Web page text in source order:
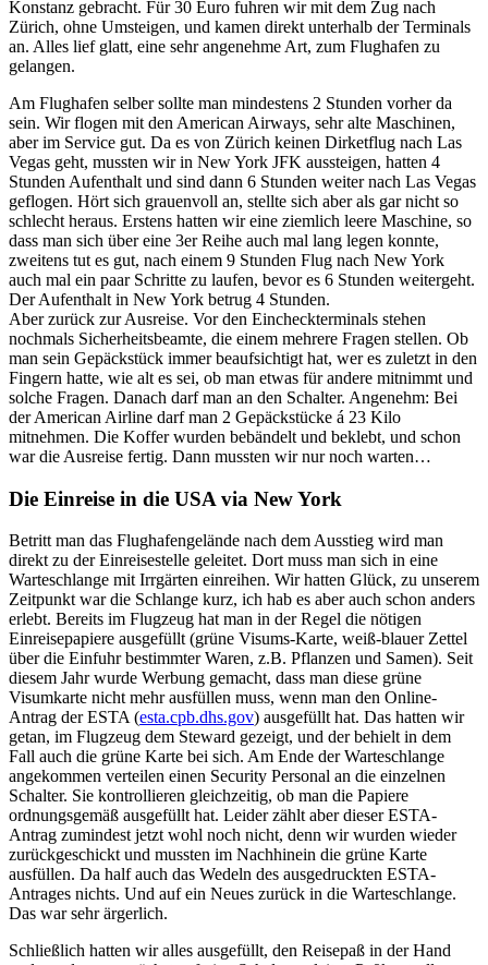
Konstanz gebracht. Für 30 Euro fuhren wir mit dem Zug nach
Zürich, ohne Umsteigen, und kamen direkt unterhalb der Terminals
an. Alles lief glatt, eine sehr angenehme Art, zum Flughafen zu
gelangen.
Am Flughafen selber sollte man mindestens 2 Stunden vorher da
sein. Wir flogen mit den American Airways, sehr alte Maschinen,
aber im Service gut. Da es von Zürich keinen Dirketflug nach Las
Vegas geht, mussten wir in New York JFK aussteigen, hatten 4
Stunden Aufenthalt und sind dann 6 Stunden weiter nach Las Vegas
geflogen. Hört sich grauenvoll an, stellte sich aber als gar nicht so
schlecht heraus. Erstens hatten wir eine ziemlich leere Maschine, so
dass man sich über eine 3er Reihe auch mal lang legen konnte,
zweitens tut es gut, nach einem 9 Stunden Flug nach New York
auch mal ein paar Schritte zu laufen, bevor es 6 Stunden weitergeht.
Der Aufenthalt in New York betrug 4 Stunden.
Aber zurück zur Ausreise. Vor den Eincheckterminals stehen
nochmals Sicherheitsbeamte, die einem mehrere Fragen stellen. Ob
man sein Gepäckstück immer beaufsichtigt hat, wer es zuletzt in den
Fingern hatte, wie alt es sei, ob man etwas für andere mitnimmt und
solche Fragen. Danach darf man an den Schalter. Angenehm: Bei
der American Airline darf man 2 Gepäckstücke á 23 Kilo
mitnehmen. Die Koffer wurden bebändelt und beklebt, und schon
war die Ausreise fertig. Dann mussten wir nur noch warten…
Die Einreise in die USA via New York
Betritt man das Flughafengelände nach dem Ausstieg wird man
direkt zu der Einreisestelle geleitet. Dort muss man sich in eine
Warteschlange mit Irrgärten einreihen. Wir hatten Glück, zu unserem
Zeitpunkt war die Schlange kurz, ich hab es aber auch schon anders
erlebt. Bereits im Flugzeug hat man in der Regel die nötigen
Einreisepapiere ausgefüllt (grüne Visums-Karte, weiß-blauer Zettel
über die Einfuhr bestimmter Waren, z.B. Pflanzen und Samen). Seit
diesem Jahr wurde Werbung gemacht, dass man diese grüne
Visumkarte nicht mehr ausfüllen muss, wenn man den Online-
Antrag der ESTA (esta.cpb.dhs.gov) ausgefüllt hat. Das hatten wir
getan, im Flugzeug dem Steward gezeigt, und der behielt in dem
Fall auch die grüne Karte bei sich. Am Ende der Warteschlange
angekommen verteilen einen Security Personal an die einzelnen
Schalter. Sie kontrollieren gleichzeitig, ob man die Papiere
ordnungsgemäß ausgefüllt hat. Leider zählt aber dieser ESTA-
Antrag zumindest jetzt wohl noch nicht, denn wir wurden wieder
zurückgeschickt und mussten im Nachhinein die grüne Karte
ausfüllen. Da half auch das Wedeln des ausgedruckten ESTA-
Antrages nichts. Und auf ein Neues zurück in die Warteschlange.
Das war sehr ärgerlich.
Schließlich hatten wir alles ausgefüllt, den Reisepaß in der Hand